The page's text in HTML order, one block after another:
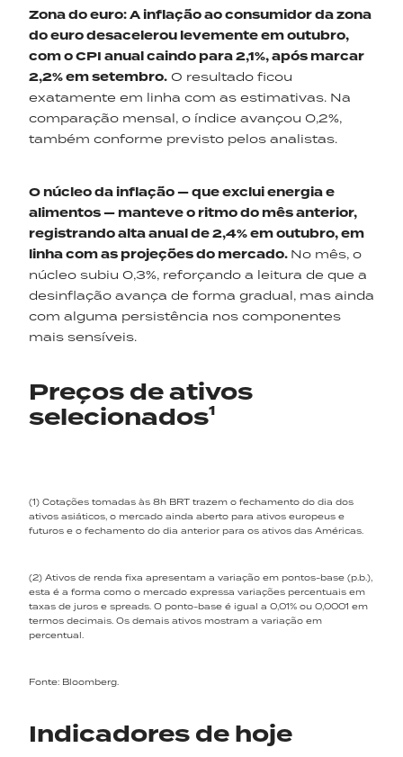
Zona doeuro:A inflação ao consumidor da zona
do euro desacelerou levemente em outubro,
com o CPI anual caindo para 2,1%, após marcar
2,2% em setembro. O resultado ficou
exatamente em linha com as estimativas. Na
comparação mensal, o índice avançou 0,2%,
também conforme previsto pelos analistas.
O núcleo da inflação — que exclui energia e
alimentos — manteve o ritmo do mês anterior,
registrando alta anual de 2,4% em outubro, em
linha com as projeções do mercado. No mês, o
núcleo subiu 0,3%, reforçando a leitura de que a
desinflação avança de forma gradual, mas ainda
com alguma persistência nos componentes
mais sensíveis.
Preços de ativos
selecionados¹
(1) Cotações tomadas às 8h BRT trazem o fechamento do dia dos
ativos asiáticos, o mercado ainda aberto para ativos europeus e
futuros e o fechamento do dia anterior para os ativos das Américas.
(2) Ativos de renda fixa apresentam a variação em pontos-base (p.b.),
esta é a forma como o mercado expressa variações percentuais em
taxas de juros e spreads. O ponto-base é igual a 0,01% ou 0,0001 em
termos decimais. Os demais ativos mostram a variação em
percentual.
Fonte: Bloomberg.
Indicadores de hoje